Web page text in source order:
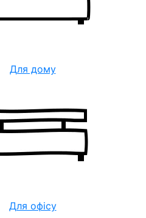
Для дому
Для офісу